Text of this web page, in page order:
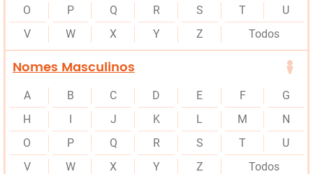
O
P Q R S T
U
V
W X Y Z Todos
Nomes Masculinos
A B C D E F
G
H
I J K L M
N
O
P Q R S T
U
V
W X Y Z Todos